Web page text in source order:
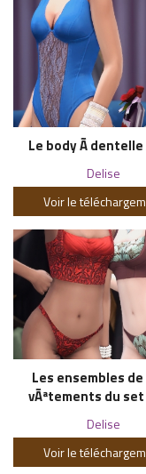
Le body Ã
Delise
Voir le
Les ensembles
vÃªtements du
Delise
Voir le